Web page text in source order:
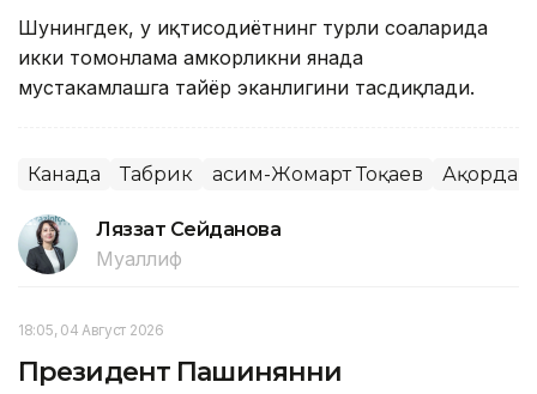
Шунингдек, у иқтисодиётнинг турли соҳаларида
икки томонлама ҳамкорликни янада
мустаҳкамлашга тайёр эканлигини тасдиқлади.
Канада Табрик Қасим-Жомарт Тоқаев Ақорда
Ляззат Сейданова
Муаллиф
18:05, 04 Август 2026
Президент Пашинянни